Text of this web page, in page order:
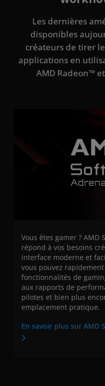
Les dernières
disponibles
créateurs de tirer
applications en
AMD Radeon™
Vous êtes gamer ?
répond à vos besoins
interface moderne et
vous pouvez
fonctionnalités de
aux rapports de
pilotes et bien plus
emplacement pratique.
En savoir plus sur